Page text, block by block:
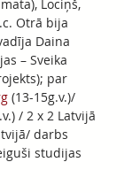
Lociņš,
Otrā bija
Daina
– Sveika
par
(13-15g.v.)/
/ 2 x 2 Latvijā
darbs
studijas